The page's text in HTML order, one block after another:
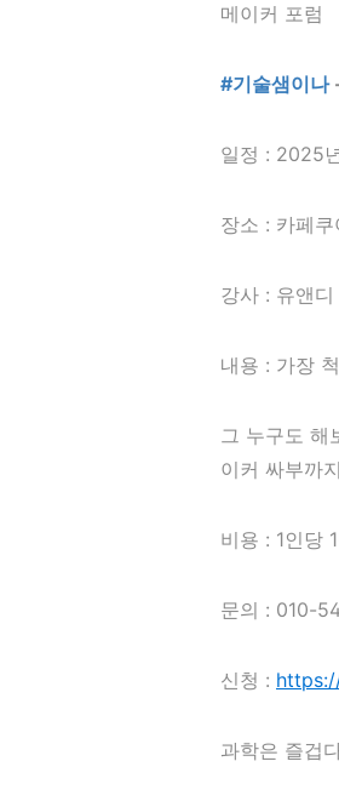
메이커 포럼
#기술샘이나
일정 : 2025
장소 : 카페
강사 : 유앤
내용 : 가장
그 누구도 해
이커 싸부까
비용 : 1인당
문의 : 010-
신청 :
과학은 즐겁